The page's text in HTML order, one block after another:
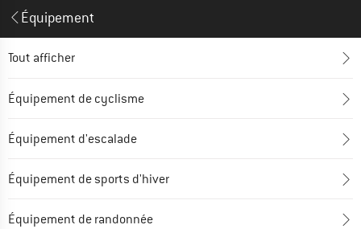
Équipement
Tout afficher
Équipement de cyclisme
Équipement d'escalade
Équipement de sports d'hiver
Équipement de randonnée